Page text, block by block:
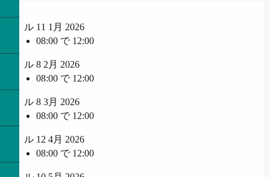
ル 11 1月 2026
08:00 で 12:00
ル 8 2月 2026
08:00 で 12:00
ル 8 3月 2026
08:00 で 12:00
ル 12 4月 2026
08:00 で 12:00